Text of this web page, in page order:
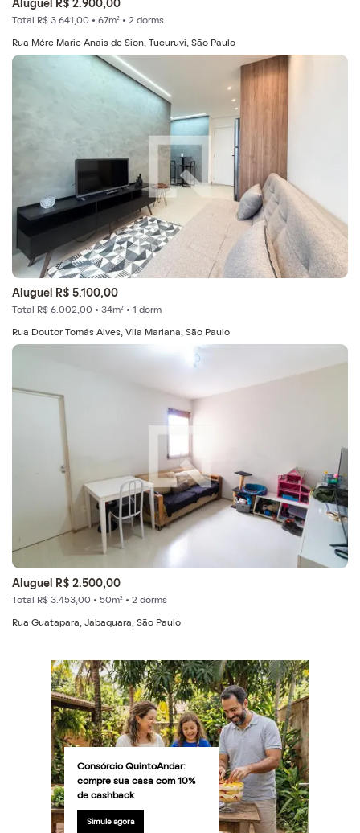
Aluguel R$ 2.900,00
Total R$ 3.641,00 • 67m² • 2 dorms
Rua Mére Marie Anais de Sion, Tucuruvi, São Paulo
Aluguel R$ 5.100,00
Total R$ 6.002,00 • 34m² • 1 dorm
Rua Doutor Tomás Alves, Vila Mariana, São Paulo
Aluguel R$ 2.500,00
Total R$ 3.453,00 • 50m² • 2 dorms
Rua Guatapara, Jabaquara, São Paulo
Consórcio QuintoAndar:
compre sua casa com 10%
de cashback
Simule agora